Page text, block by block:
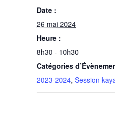
Date :
26 mai 2024
Heure :
8h30 - 10h30
Catégories
2023-2024, Session